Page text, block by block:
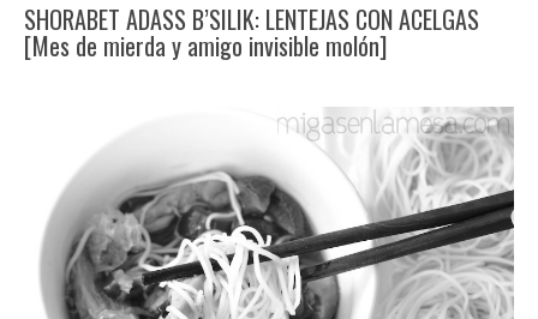
SHORABET ADASS B’SILIK: LENTEJAS CON ACELGAS
[Mes de mierda y amigo invisible molón]